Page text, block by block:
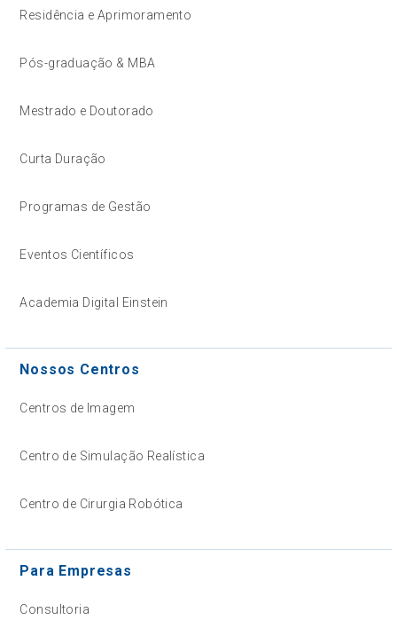
Residência e Aprimoramento
Pós-graduação & MBA
Mestrado e Doutorado
Curta Duração
Programas de Gestão
Eventos Científicos
Academia Digital Einstein
Nossos Centros
Centros de Imagem
Centro de Simulação Realística
Centro de Cirurgia Robótica
Para Empresas
Consultoria